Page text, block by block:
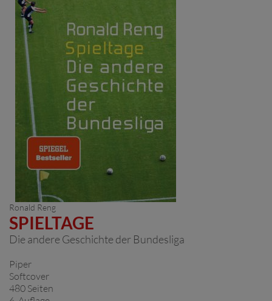
Ronald Reng
SPIELTAGE
Die andere Geschichte der Bundesliga
Piper
Softcover
480 Seiten